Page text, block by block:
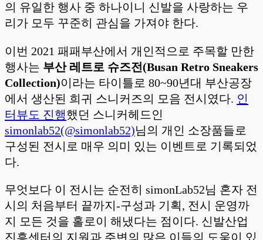
의 유일한 행사 중 하나이니 신발을 사랑하는 우
리가 모두 꾸준히 관심을 가져야 한다.
이번 2021 패패부산에서 개인적으로 주목할 만한
행사는 부산 레트로 슈즈전(Busan Retro Sneakers
Collection)이라는 타이틀로 80~90년대 부산공장
에서 생산된 희귀 스니커즈의 모음 전시였다. 인
터뷰도 진행했던 스니커헤드인
simonlab52(@simonlab52)님의 개인 소장품들로
구성된 전시로 매우 의미 있는 이벤트로 기록되었
다.
무엇보다 이 전시는 순전히 simonLab52님 혼자 전
시의 처음부터 끝까지-구성과 기획, 전시 운영까
지 모든 것을 홀로이 해냈다는 점이다. 신발산업
진흥센터의 지원과 주변의 많은 이들의 도움이 있